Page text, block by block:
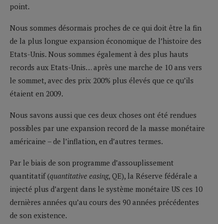
point.
Nous sommes désormais proches de ce qui doit être la fin
de la plus longue expansion économique de l’histoire des
Etats-Unis. Nous sommes également à des plus hauts
records aux Etats-Unis… après une marche de 10 ans vers
le sommet, avec des prix 200% plus élevés que ce qu’ils
étaient en 2009.
Nous savons aussi que ces deux choses ont été rendues
possibles par une expansion record de la masse monétaire
américaine – de l’inflation, en d’autres termes.
Par le biais de son programme d’assouplissement
quantitatif (quantitative easing, QE), la Réserve fédérale a
injecté plus d’argent dans le système monétaire US ces 10
dernières années qu’au cours des 90 années précédentes
de son existence.